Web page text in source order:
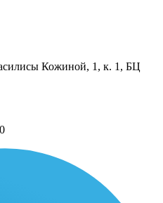
Кожиной, 1, к. 1, БЦ